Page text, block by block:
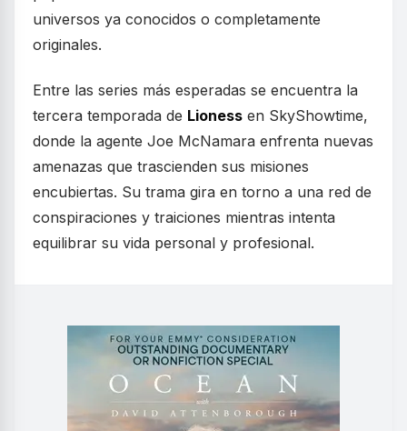
universos ya conocidos o completamente
originales.
Entre las series más esperadas se encuentra la
tercera temporada de Lioness en SkyShowtime,
donde la agente Joe McNamara enfrenta nuevas
amenazas que trascienden sus misiones
encubiertas. Su trama gira en torno a una red de
conspiraciones y traiciones mientras intenta
equilibrar su vida personal y profesional.